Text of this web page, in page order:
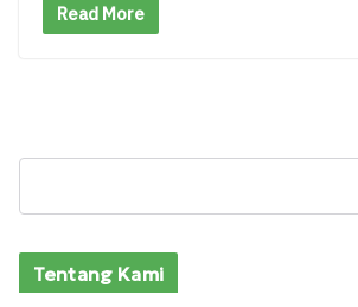
Read More
Tentang Kami